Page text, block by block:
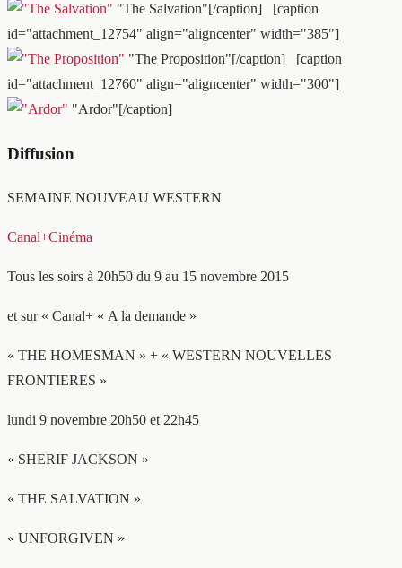
"The Salvation"[/caption] [caption
id="attachment_12754" align="aligncenter" width="385"]
"The Proposition"[/caption] [caption
id="attachment_12760" align="aligncenter" width="300"]
"Ardor"[/caption]
Diffusion
SEMAINE NOUVEAU WESTERN
Canal+Cinéma
Tous les soirs à 20h50 du 9 au 15 novembre 2015
et sur « Canal+ « A la demande »
« THE HOMESMAN » + « WESTERN NOUVELLES
FRONTIERES »
lundi 9 novembre 20h50 et 22h45
« SHERIF JACKSON »
« THE SALVATION »
« UNFORGIVEN »